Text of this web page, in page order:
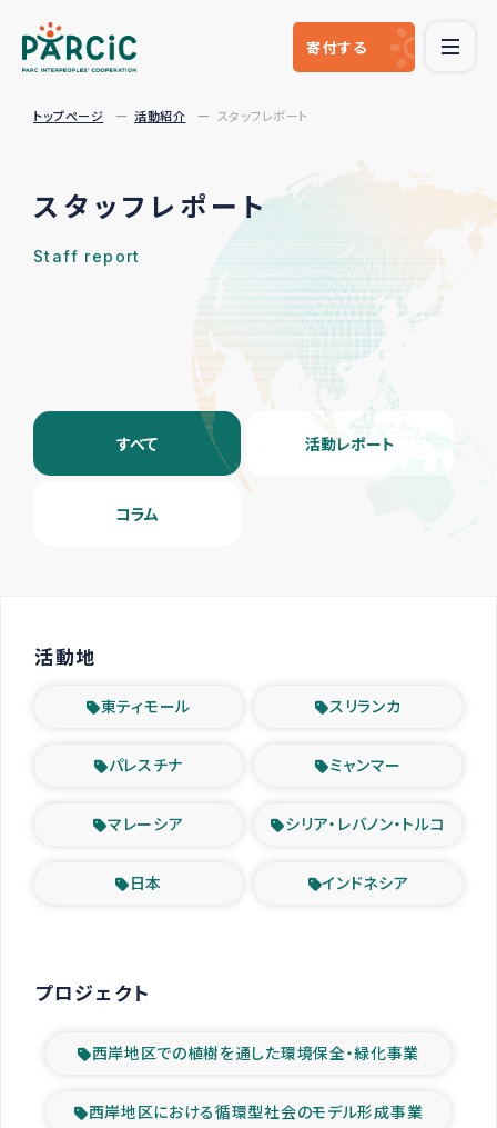
寄付する
トップページ 活動紹介 スタッフレポート
スタッフレポート
Staff report
すべて 活動レポート
コラム
活動地
東ティモール スリランカ
パレスチナ ミャンマー
マレーシア シリア・レバノン・トルコ
日本 インドネシア
プロジェクト
西岸地区での植樹を通した環境保全・緑化事業
西岸地区における循環型社会のモデル形成事業